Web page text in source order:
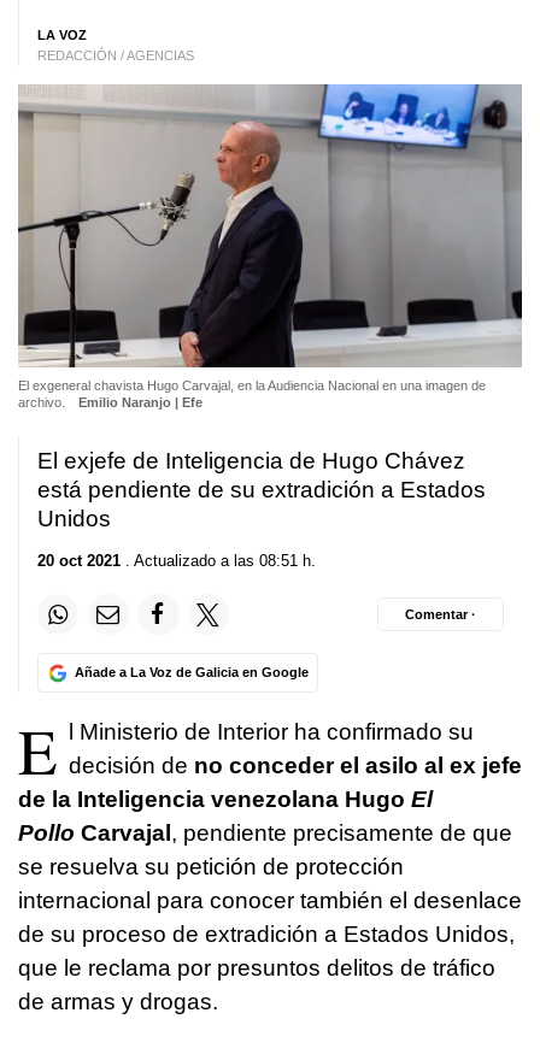
LA VOZ
REDACCIÓN / AGENCIAS
El exgeneral chavista Hugo Carvajal, en la Audiencia Nacional en una imagen de
archivo.
Emilio Naranjo | Efe
El exjefe de Inteligencia de Hugo Chávez
está pendiente de su extradición a Estados
Unidos
20 oct 2021 . Actualizado a las 08:51 h.
Añade a La Voz de Galicia en Google
Comentar ·
E
l Ministerio de Interior ha confirmado su
decisión de no conceder el asilo al ex jefe
de la Inteligencia venezolana Hugo El
Pollo Carvajal , pendiente precisamente de que
se resuelva su petición de protección
internacional para conocer también el desenlace
de su proceso de extradición a Estados Unidos,
que le reclama por presuntos delitos de tráfico
de armas y drogas.